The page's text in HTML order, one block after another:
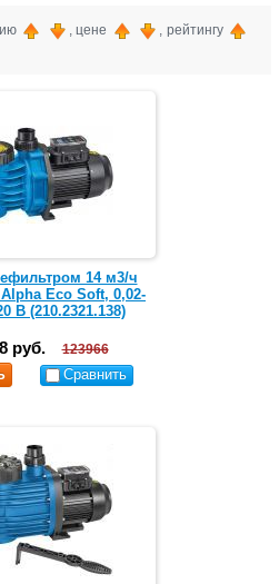
, цене , рейтингу
14 м3/ч
Eco Soft, 0,02-
В (210.2321.138)
руб.
123966
Сравнить